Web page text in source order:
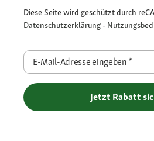
Diese Seite wird geschützt durch
Datenschutzerklärung -
E-Mail-Adresse eingeben*
Jetzt Rabatt